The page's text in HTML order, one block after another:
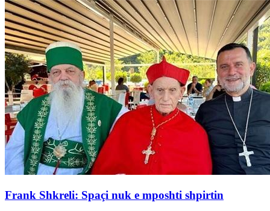
Frank Shkreli: Spaçi nuk e mposhti shpirtin